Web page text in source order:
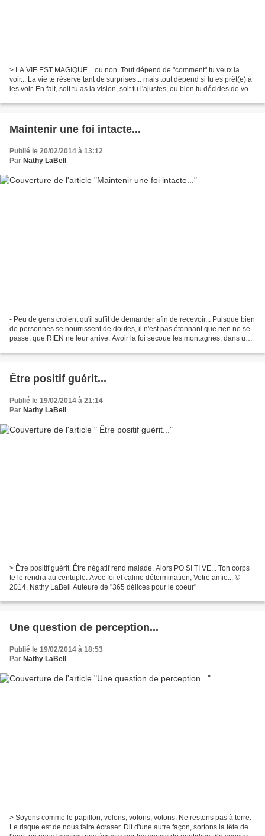
> LA VIE EST MAGIQUE... ou non. Tout dépend de "comment" tu veux la
voir... La vie te réserve tant de surprises... mais tout dépend si tu es prêt(e) à
les voir. En fait, soit tu as la vision, soit tu l'ajustes, ou bien tu décides de voir
Maintenir une foi intacte...
Publié le 20/02/2014 à 13:12
Par Nathy LaBell
- Peu de gens croient qu'il suffit de demander afin de recevoir... Puisque bien
de personnes se nourrissent de doutes, il n'est pas étonnant que rien ne se
passe, que RIEN ne leur arrive. Avoir la foi secoue les montagnes, dans un
Être positif guérit...
Publié le 19/02/2014 à 21:14
Par Nathy LaBell
> Être positif guérit. Être négatif rend malade. Alors PO SI TI VE... Ton corps
te le rendra au centuple. Avec foi et calme détermination, Votre amie... ©
2014, Nathy LaBell Auteure de "365 délices pour le coeur"
Une question de perception...
Publié le 19/02/2014 à 18:53
Par Nathy LaBell
> Soyons comme le papillon, volons, volons, volons. Ne restons pas à terre.
Le risque est de nous faire écraser. Dit d'une autre façon, sortons la tête de